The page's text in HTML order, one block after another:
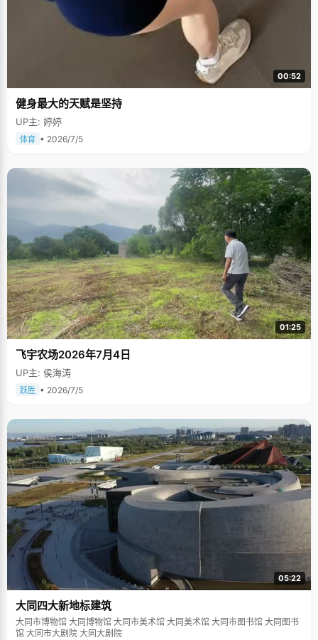
00:52
健身最大的天赋是坚持
UP主: 婷婷
体育 • 2026/7/5
01:25
飞宇农场2026年7月4日
UP主: 侯海涛
跃胜 • 2026/7/5
05:22
大同四大新地标建筑
大同市博物馆 大同博物馆 大同市美术馆 大同美术馆 大同市图书馆 大同图书
馆 大同市大剧院 大同大剧院